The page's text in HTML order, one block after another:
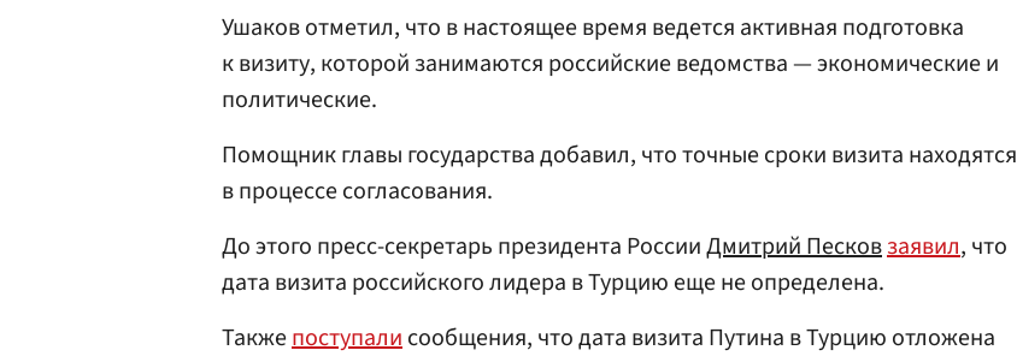
Ушаков отметил, что в настоящее время ведется активная подготовка
к визиту, которой занимаются российские ведомства — экономические и
политические.
Помощник главы государства добавил, что точные сроки визита находятся
в процессе согласования.
До этого пресс-секретарь президента РоссииДмитрий Песковзаявил, что
дата визита российского лидера в Турцию еще не определена.
Такжепоступалисообщения, что дата визита Путина в Турцию отложена